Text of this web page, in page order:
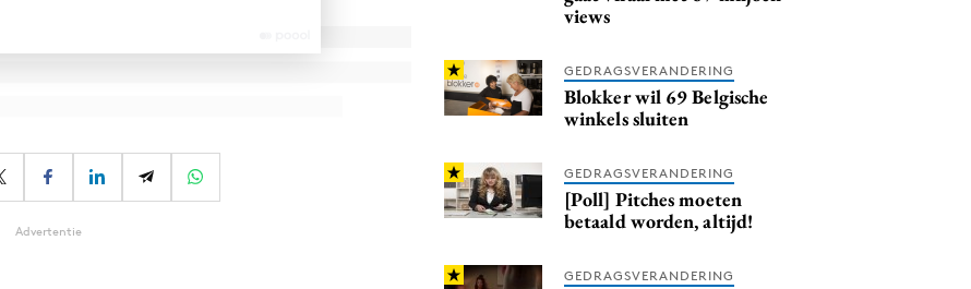
Advertentie
views
GEDRAGSVERANDERING
Blokker wil 69 Belgische
winkels sluiten
GEDRAGSVERANDERING
[Poll] Pitches moeten
betaald worden, altijd!
GEDRAGSVERANDERING